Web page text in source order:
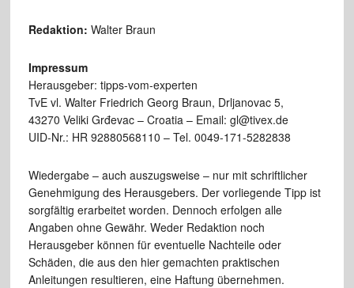
Redaktion: Walter Braun
Impressum
Herausgeber: tipps-vom-experten
TvE vl. Walter Friedrich Georg Braun, Drljanovac 5,
43270 Veliki Grđevac – Croatia – Email: gl@tivex.de
UID-Nr.: HR 92880568110 – Tel. 0049-171-5282838
Wiedergabe – auch auszugsweise – nur mit schriftlicher
Genehmigung des Herausgebers. Der vorliegende Tipp ist
sorgfältig erarbeitet worden. Dennoch erfolgen alle
Angaben ohne Gewähr. Weder Redaktion noch
Herausgeber können für eventuelle Nachteile oder
Schäden, die aus den hier gemachten praktischen
Anleitungen resultieren, eine Haftung übernehmen.